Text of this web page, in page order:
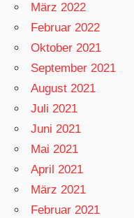
März 2022
Februar 2022
Oktober 2021
September 2021
August 2021
Juli 2021
Juni 2021
Mai 2021
April 2021
März 2021
Februar 2021